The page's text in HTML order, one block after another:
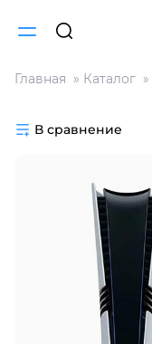
Главная Каталог
В сравнение
Для клиентов всех
Разбейте
оплату
без
График